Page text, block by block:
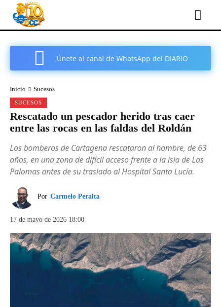
Únete al canal de WhatsApp del DIARIO
Inicio Sucesos
SUCESOS
Rescatado un pescador herido tras caer
entre las rocas en las faldas del Roldán
Los bomberos de Cartagena rescataron al hombre, de 63
años, en una zona de difícil acceso frente a la isla de Las
Palomas antes de su traslado al Hospital Santa Lucía.
Por Carmelo Peralta
17 de mayo de 2026 18:00